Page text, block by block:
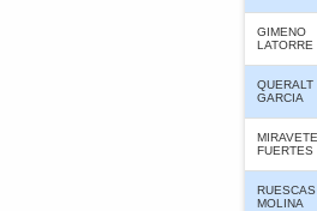
GIMENO
LATORRE
QUERALT
GARCIA
MIRAVETE
FUERTES
RUESCAS
MOLINA